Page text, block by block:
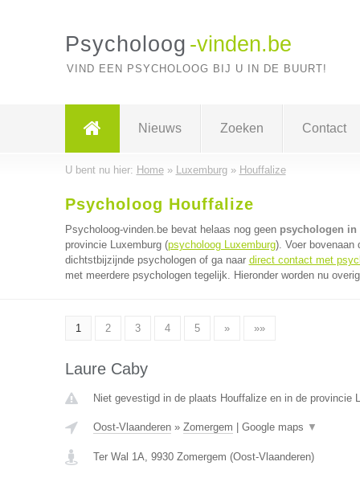
Psycholoog -vinden.be
VIND EEN PSYCHOLOOG BIJ U IN DE BUURT!
Nieuws Zoeken Contact
U bent nu hier: Home» Luxemburg» Houffalize
Psycholoog Houffalize
Psycholoog-vinden.be bevat helaas nog geen psychologen in
provincie Luxemburg (psycholoog Luxemburg). Voer bovenaan
dichtstbijzijnde psychologen of ga naar direct contact met
met meerdere psychologen tegelijk. Hieronder worden nu
1 2 3 4 5 » »»
Laure Caby
Niet gevestigd in de plaats Houffalize en in de provincie
Oost-Vlaanderen» Zomergem Google maps ▼
Ter Wal 1A, 9930 Zomergem (Oost-Vlaanderen)